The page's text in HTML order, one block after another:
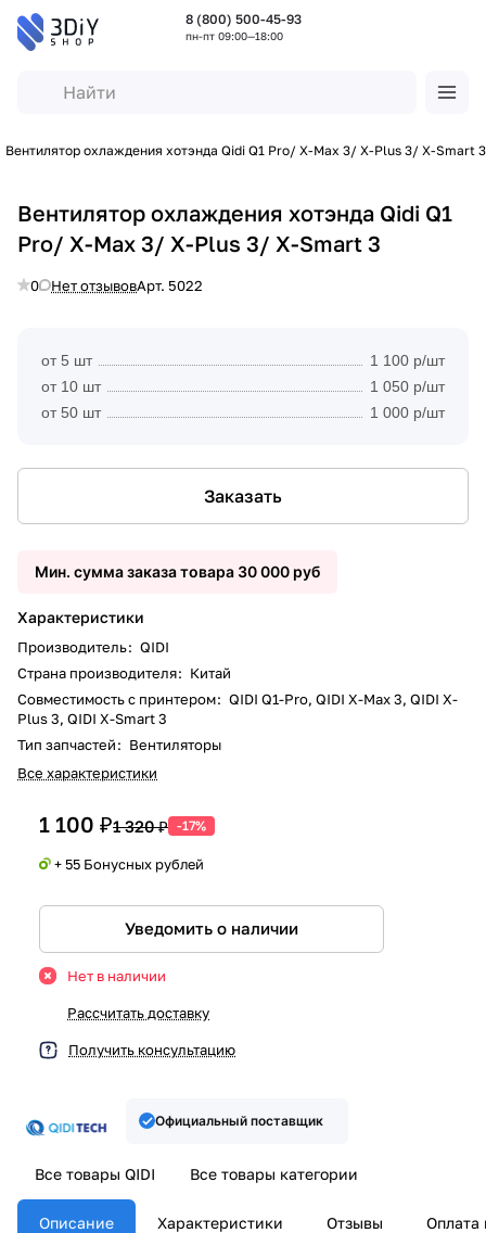
8 (800) 500-45-93
пн-пт 09:00—18:00
Вентилятор охлаждения хотэнда Qidi Q1 Pro/ X-Max 3/ X-Plus 3/ X-Smart 3
Вентилятор охлаждения хотэнда Qidi Q1
Pro/ X-Max 3/ X-Plus 3/ X-Smart 3
0 Нет отзывовАрт. 5022
от 5 шт
1 100 р/шт
от 10 шт
1 050 р/шт
от 50 шт
1 000 р/шт
Заказать
Мин. сумма заказа товара 30 000 руб
Характеристики
Производитель: QIDI
Страна производителя: Китай
Совместимость с принтером: QIDI Q1-Pro, QIDI X-Max 3, QIDI X-
Plus 3, QIDI X-Smart 3
Тип запчастей: Вентиляторы
Все характеристики
1 100 ₽1 320 ₽ -17%
+ 55 Бонусных рублей
Уведомить о наличии
Нет в наличии
Рассчитать доставку
Получить консультацию
Официальный поставщик
Все товары QIDI Все товары категории
Описание Характеристики Отзывы Оплата